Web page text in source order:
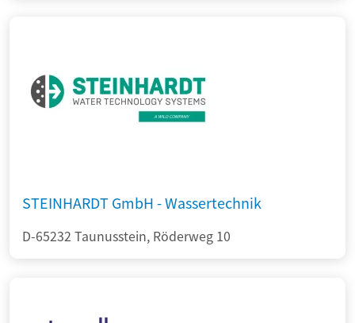
STEINHARDT GmbH - Wassertechnik
D-65232 Taunusstein, Röderweg 10